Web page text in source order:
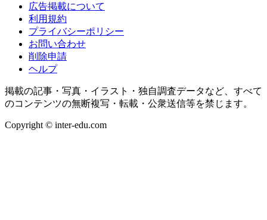
広告掲載について
利用規約
プライバシーポリシー
お問い合わせ
削除申請
ヘルプ
掲載の記事・写真・イラスト・独自調査データなど、すべて
のコンテンツの無断複写・転載・公衆送信等を禁じます。
Copyright © inter-edu.com